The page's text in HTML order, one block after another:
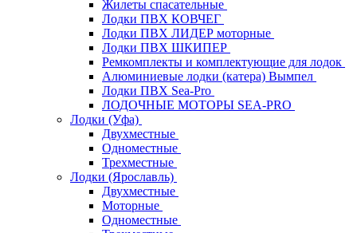
Жилеты спасательные
Лодки ПВХ КОВЧЕГ
Лодки ПВХ ЛИДЕР моторные
Лодки ПВХ ШКИПЕР
Ремкомплекты и комплектующие для лодок
Алюминиевые лодки (катера) Вымпел
Лодки ПВХ Sea-Pro
ЛОДОЧНЫЕ МОТОРЫ SEA-PRO
Лодки (Уфа)
Двухместные
Одноместные
Трехместные
Лодки (Ярославль)
Двухместные
Моторные
Одноместные